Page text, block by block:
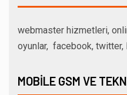
webmaster hizmetleri,
oyunlar, facebook, twitter,
MOBILE GSM VE